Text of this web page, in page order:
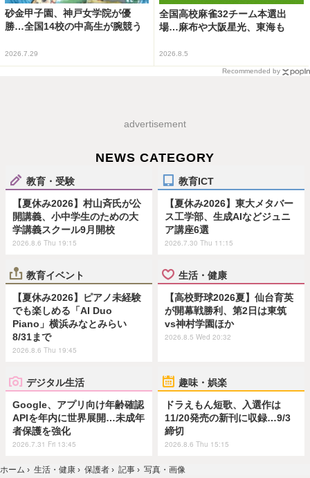
砂金甲子園、神戸女学院が優
勝…全国14校の中高生が腕競う
2026.7.29
全国高校麻雀32チーム本選出
場…麻布や大阪星光、東海も
2026.8.5
Recommended by
advertisement
NEWS CATEGORY
教育・受験
【夏休み2026】村山斉氏が公
開講義、小中学生のための大
学講義スクール9月開校
2026.8.6 Thu 19:15
教育ICT
【夏休み2026】東大メタバー
ス工学部、生成AIなどジュニ
ア講座6選
2026.7.30 Thu 11:15
教育イベント
【夏休み2026】ピアノ未経験
でも楽しめる「AI Duo
Piano」横浜みなとみらい
8/31まで
2026.8.6 Thu 19:45
生活・健康
【高校野球2026夏】仙台育英
が開幕戦勝利、第2日は東筑
vs神村学園ほか
2026.8.5 Wed 20:32
デジタル生活
Google、アプリ向け年齢確認
APIを年内に世界展開…未成年
者保護を強化
2026.7.31 Fri 13:45
趣味・娯楽
ドラえもん短歌、入選作は
11/20発売の新刊に収録…9/3
締切
2026.8.6 Thu 15:15
ホーム › 生活・健康 › 保護者 › 記事 › 写真・画像